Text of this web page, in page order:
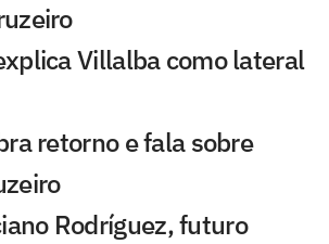
Villalba como lateral
retorno e fala sobre
Rodríguez, futuro